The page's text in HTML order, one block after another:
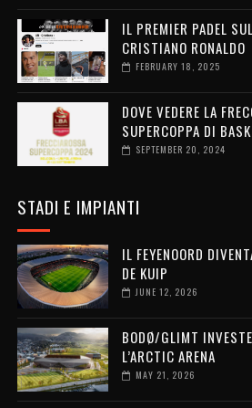
IL PREMIER PADEL
CRISTIANO RONALDO
FEBRUARY 18, 2025
DOVE VEDERE LA
SUPERCOPPA DI
SEPTEMBER 20, 2024
STADI E IMPIANTI
IL FEYENOORD
DE KUIP
JUNE 12, 2026
BODØ/GLIMT
L’ARCTIC ARENA
MAY 21, 2026